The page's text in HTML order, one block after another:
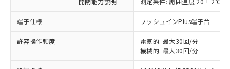
端子仕様 プッシュインPlus端子台
許容操作頻度
電気的: 最大30回/分
機械的: 最大30回/分
当社制御機器事業取扱商品の中には、
ことをご了承ください。
在庫状況および標準価格照会結果は、
記載している更新日時点での社内デー
タに基づき作成されるものであり、閲
仕入先様の事情により、非含有部品として
いたものが、含有品と判明した場合などや
むを得ず変更することがあります。
鉛(Pb) 1000ppm以下、 水銀(Hg) 1000ppm以下、 カド
「×」：最大均質材料含有率が中国RoHSの
基準値を超えていることを示します。
「－」：未確認です。当社販売部門へお問
い合わせください。
*中国RoHS10物質の基準値 (GB/T26572)：
当社は、これら貴社製品のうち、外国
為替および外国貿易法に定める商品
（以下｢規制貨物等」という）を輸出
または国外への提供する場合は、日本
国政府の輸出許可(または役務取引許